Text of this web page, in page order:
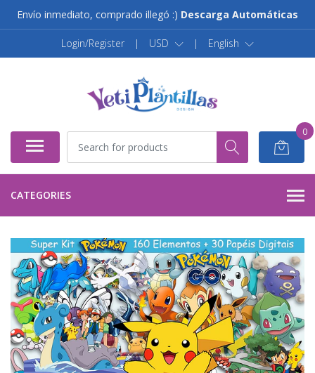
Envío inmediato, comprado illegó :) Descarga Automáticas
Login/Register | USD | English
0
CATEGORIES